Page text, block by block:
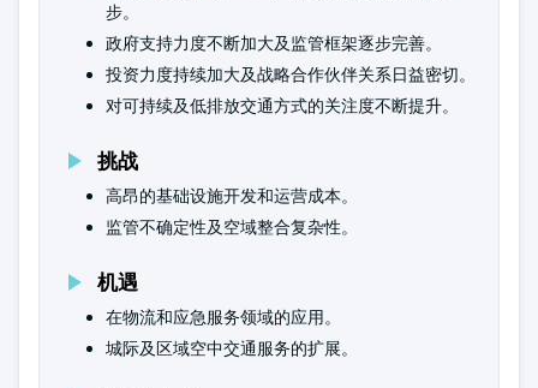
步。
政府支持力度不断加大及监管框架逐步完善。
投资力度持续加大及战略合作伙伴关系日益密切。
对可持续及低排放交通方式的关注度不断提升。
挑战
高昂的基础设施开发和运营成本。
监管不确定性及空域整合复杂性。
机遇
在物流和应急服务领域的应用。
城际及区域空中交通服务的扩展。